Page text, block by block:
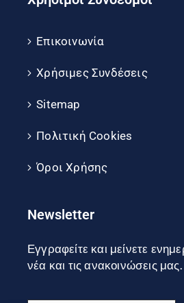
Επικοινωνία
Χρήσιμες Συνδέσεις
Sitemap
Πολιτική Cookies
Όροι Χρήσης
Newsletter
Εγγραφείτε και μείνετε
νέα και τις ανακοινώσεις μας.